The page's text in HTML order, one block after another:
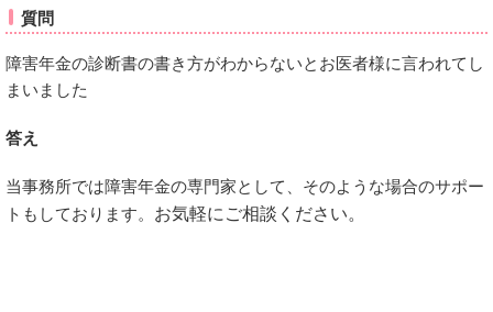
質問
障害年金の診断書の書き方がわからないとお医者様に言われてし
まいました
答え
当事務所では障害年金の専門家として、そのような場合のサポー
トもしております。 お気軽にご相談ください。